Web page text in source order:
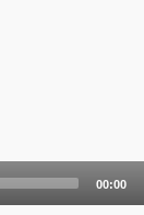
00:00